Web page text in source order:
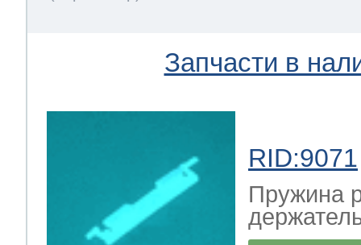
Запчасти в
RID:9071
Пружина